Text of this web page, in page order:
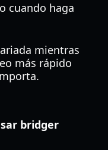
cuando haga
mientras
más rápido
bridger